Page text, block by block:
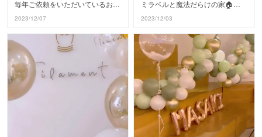
#推しの誕生日
コンフェッティバルーンとクラッ
カーでせーっの！で発表。
どっちだったかは動画を最後まで
見てくださいね。
元気なベビーの誕生が待ち遠しい
ですね。
#littlelemonade
#リトルレモネード
#babyshower
#genderreveal
毎年ご依頼をいただいているお客
様から
レーションの
ご注文をいただきました😊
いつもありがとうございます。
今年も楽しいホリデーシーズンを
お過ごしください🌟
2023/12/07
ミラベルと魔法だらけの家🏠🌼
ションメニューで
バースデーガールが大好きなイザ
ベラをメインに
お花をたくさん使って飾りつけし
ました。
4歳はアナ雪、5歳はお菓子の
家、
6歳はミラベルと、毎年夢中なも
のをテーマに
2023/12/03